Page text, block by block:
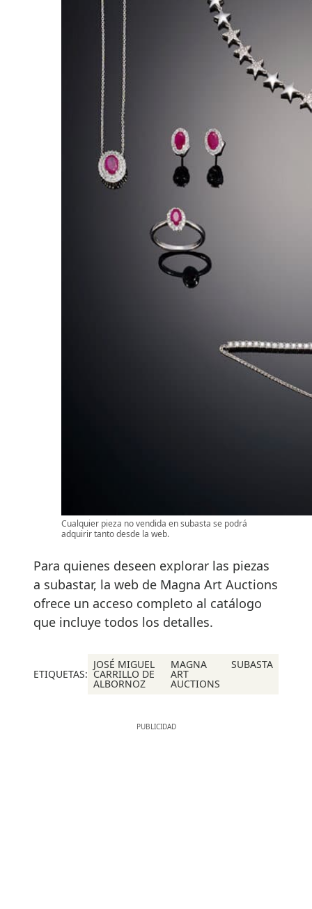
Cualquier pieza no vendida en subasta se podrá
adquirir tanto desde la web.
Para quienes deseen explorar las piezas
a subastar, la web de Magna Art Auctions
ofrece un acceso completo al catálogo
que incluye todos los detalles.
ETIQUETAS:
JOSÉ MIGUEL
CARRILLO DE
ALBORNOZ
MAGNA
ART
AUCTIONS
SUBASTA